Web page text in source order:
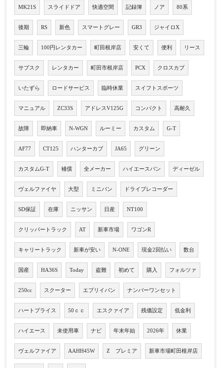
MK21S スライドドア 快適空間 記録簿 ノア 80系
後期 RS 新色 スマートグレー GR3 ジャイロX
三輪 100円レンタカー 町田根岸店 安くて 便利 リース
サブスク レンタカー 町田市根岸店 PCX クロスカブ
いたずら ロードサービス 臨時休業 スイフトスポーツ
マニュアル ZC33S アドレスV125G コンパクト 高耐久
故障 即納車 N-WGN ルーミー カスタム G-T
AF77 CT125 ハンターカブ JA65 グリーン
カスタムG-T 補償 全メーカー ハイエースバン ディーゼル
ヴェルファイヤ 大型 ミニバン ドライブレコーダー
SD保証 在庫 ニッサン 日産 NT100
クリッパートラック AT 新車市場 ワゴンR
キャリートラック 新車が安い N-ONE 現金2回払い 数台
国産 HA36S Today 盗難 初めて 購入 フォルツァ
250cc スクーター エブリイバン ナンバーワンセット
ハートプライス 50ｃｃ エスクァイア 残価設定 低金利
ハイエース 未使用車 ナビ 年末年始 2026年 休業
ヴェルファイア AAHH45W Z プレミア 新車市場町田根岸店